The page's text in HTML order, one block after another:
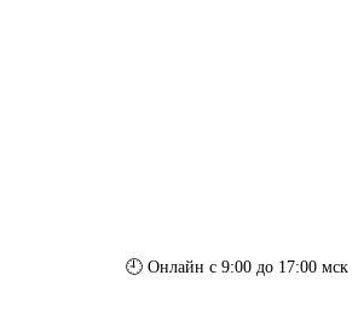
🕘 Онлайн с 9:00 до 17:00 мск